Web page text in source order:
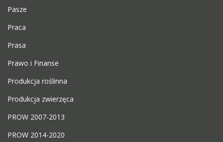
Pasze
Praca
Prasa
Prawo i Finanse
Produkcja roślinna
Produkcja zwierzęca
PROW 2007-2013
PROW 2014-2020